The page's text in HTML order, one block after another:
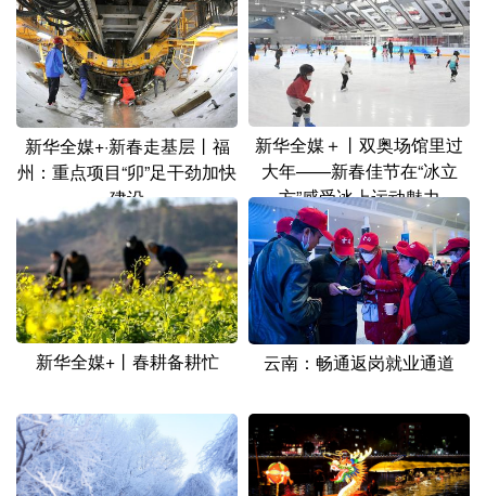
新华全媒+·新春走基层丨福
州：重点项目“卯”足干劲加快
建设
新华全媒＋丨双奥场馆里过
大年——新春佳节在“冰立
方”感受冰上运动魅力
新华全媒+丨春耕备耕忙 云南：畅通返岗就业通道